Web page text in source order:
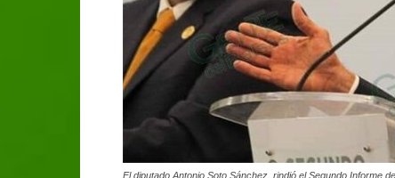
El diputado Antonio Soto Sánchez, rindió el Segundo Informe